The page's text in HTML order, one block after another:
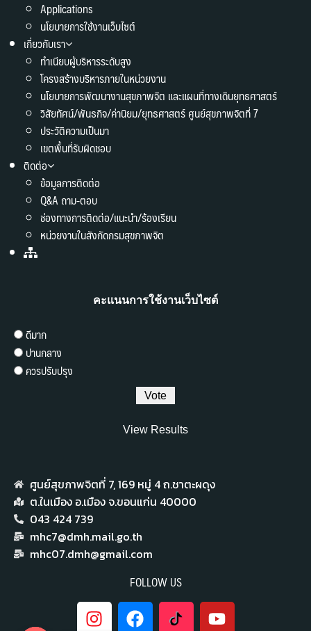
Applications
นโยบายการใช้งานเว็บไซต์
เกี่ยวกับเรา
ทำเนียบผู้บริหารระดับสูง
โครงสร้างบริหารภายในหน่วยงาน
นโยบายการพัฒนางานสุขภาพจิต และแผนที่ทางเดินยุทธศาสตร์
วิสัยทัศน์/พันธกิจ/ค่านิยม/ยุทธศาสตร์ ศูนย์สุขภาพจิตที่ 7
ประวัติความเป็นมา
เขตพื้นที่รับผิดชอบ
ติดต่อ
ข้อมูลการติดต่อ
Q&A ถาม-ตอบ
ช่องทางการติดต่อ/แนะนำ/ร้องเรียน
หน่วยงานในสังกัดกรมสุขภาพจิต
คะแนนการใช้งานเว็บไซต์
ดีมาก
ปานกลาง
ควรปรับปรุง
View Results
ศูนย์สุขภาพจิตที่ 7,​ 169 หมู่ 4 ถ.ชาตะผดุง
ต.ในเมือง อ.เมือง จ.ขอนแก่น 40000
043 424 739
mhc7@dmh.mail.go.th
mhc07.dmh@gmail.com
FOLLOW US